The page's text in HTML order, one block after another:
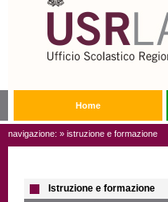
Home
navigazione: » istruzione e formazione
Istruzione e formazione